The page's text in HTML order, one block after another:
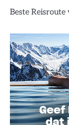
Beste Reisroute